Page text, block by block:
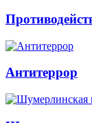
Антитеррор